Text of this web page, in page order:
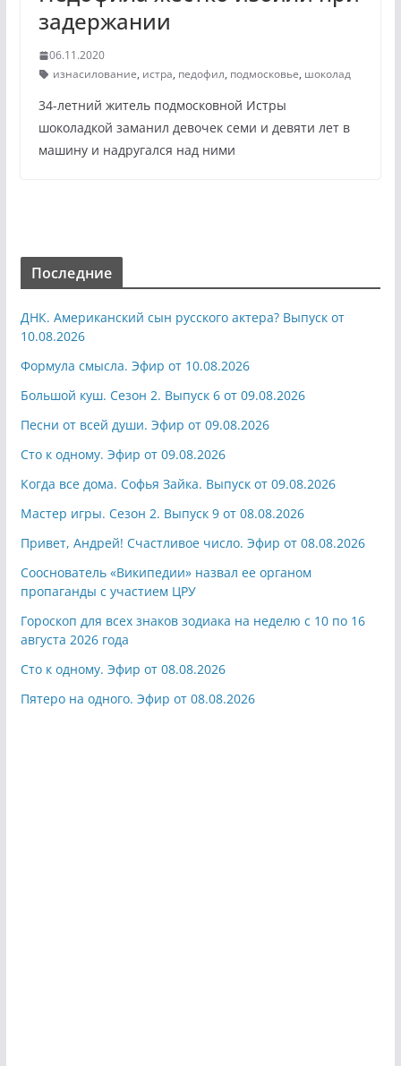
задержании
06.11.2020
изнасилование, истра, педофил, подмосковье, шоколад
34-летний житель подмосковной Истры
шоколадкой заманил девочек семи и девяти лет в
машину и надругался над ними
Последние
ДНК. Американский сын русского актера? Выпуск от
10.08.2026
Формула смысла. Эфир от 10.08.2026
Большой куш. Сезон 2. Выпуск 6 от 09.08.2026
Песни от всей души. Эфир от 09.08.2026
Сто к одному. Эфир от 09.08.2026
Когда все дома. Софья Зайка. Выпуск от 09.08.2026
Мастер игры. Сезон 2. Выпуск 9 от 08.08.2026
Привет, Андрей! Счастливое число. Эфир от 08.08.2026
Сооснователь «Википедии» назвал ее органом
пропаганды с участием ЦРУ
Гороскоп для всех знаков зодиака на неделю с 10 по 16
августа 2026 года
Сто к одному. Эфир от 08.08.2026
Пятеро на одного. Эфир от 08.08.2026